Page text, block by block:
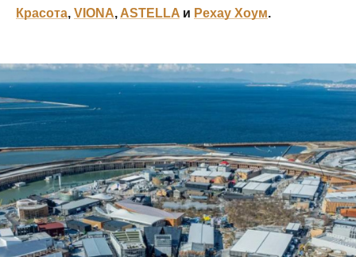
Красота, VIONA, ASTELLA и Рехау Хоум.